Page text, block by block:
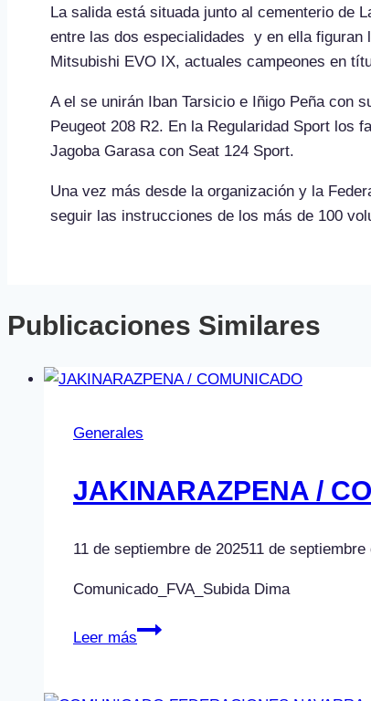
La salida está situada junto al cementerio de
entre las dos especialidades y en ella figuran
Mitsubishi EVO IX, actuales campeones en
A el se unirán Iban Tarsicio e Iñigo Peña con
Peugeot 208 R2. En la Regularidad Sport los
Jagoba Garasa con Seat 124 Sport.
Una vez más desde la organización y la
seguir las instrucciones de los más de 100
Publicaciones Similares
Generales
JAKINARAZPENA /
11 de septiembre de 202511 de septiembre
Comunicado_FVA_Subida Dima
Leer más
JAKINARAZPENA